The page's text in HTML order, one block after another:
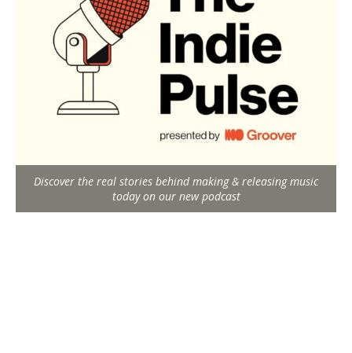
Discover the real stories behind making & releasing music
today on our new podcast